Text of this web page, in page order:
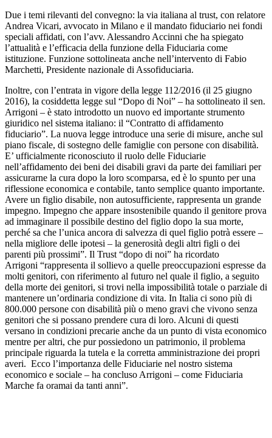
Due i temi rilevanti del convegno: la via italiana al trust, con relatore
Andrea Vicari, avvocato in Milano e il mandato fiduciario nei fondi
speciali affidati, con l’avv. Alessandro Accinni che ha spiegato
l’attualità e l’efficacia della funzione della Fiduciaria come
istituzione. Funzione sottolineata anche nell’intervento di Fabio
Marchetti, Presidente nazionale di Assofiduciaria.
Inoltre, con l’entrata in vigore della legge 112/2016 (il 25 giugno
2016), la cosiddetta legge sul “Dopo di Noi” – ha sottolineato il sen.
Arrigoni – è stato introdotto un nuovo ed importante strumento
giuridico nel sistema italiano: il “Contratto di affidamento
fiduciario”. La nuova legge introduce una serie di misure, anche sul
piano fiscale, di sostegno delle famiglie con persone con disabilità.
E’ ufficialmente riconosciuto il ruolo delle Fiduciarie
nell’affidamento dei beni dei disabili gravi da parte dei familiari per
assicurarne la cura dopo la loro scomparsa, ed è lo spunto per una
riflessione economica e contabile, tanto semplice quanto importante.
Avere un figlio disabile, non autosufficiente, rappresenta un grande
impegno. Impegno che appare insostenibile quando il genitore prova
ad immaginare il possibile destino del figlio dopo la sua morte,
perché sa che l’unica ancora di salvezza di quel figlio potrà essere –
nella migliore delle ipotesi – la generosità degli altri figli o dei
parenti più prossimi”. Il Trust “dopo di noi” ha ricordato
Arrigoni “rappresenta il sollievo a quelle preoccupazioni espresse da
molti genitori, con riferimento al futuro nel quale il figlio, a seguito
della morte dei genitori, si trovi nella impossibilità totale o parziale di
mantenere un’ordinaria condizione di vita. In Italia ci sono più di
800.000 persone con disabilità più o meno gravi che vivono senza
genitori che si possano prendere cura di loro. Alcuni di questi
versano in condizioni precarie anche da un punto di vista economico
mentre per altri, che pur possiedono un patrimonio, il problema
principale riguarda la tutela e la corretta amministrazione dei propri
averi. Ecco l’importanza delle Fiduciarie nel nostro sistema
economico e sociale – ha concluso Arrigoni – come Fiduciaria
Marche fa oramai da tanti anni”.